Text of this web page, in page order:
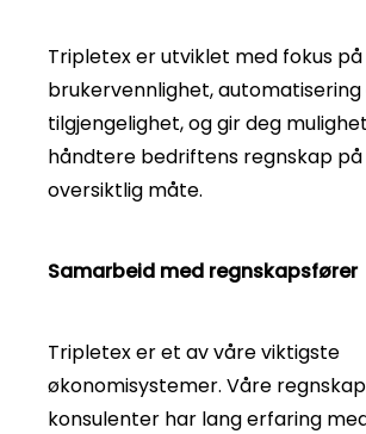
Tripletex er utviklet med fokus på
brukervennlighet, automatisering
tilgjengelighet, og gir deg
håndtere bedriftens regnskap på
oversiktlig måte.
Samarbeid med regnskapsfører
Tripletex er et av våre viktigste
økonomisystemer. Våre
konsulenter har lang erfaring